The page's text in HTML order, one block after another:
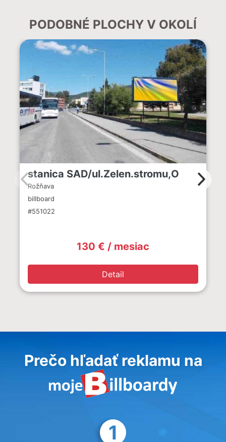
PODOBNÉ PLOCHY V OKOLÍ
stanica SAD/ul.Zelen.stromu,O
Rožňava
billboard
#551022
130 € / mesiac
Detail
Prečo hľadať reklamu na
1